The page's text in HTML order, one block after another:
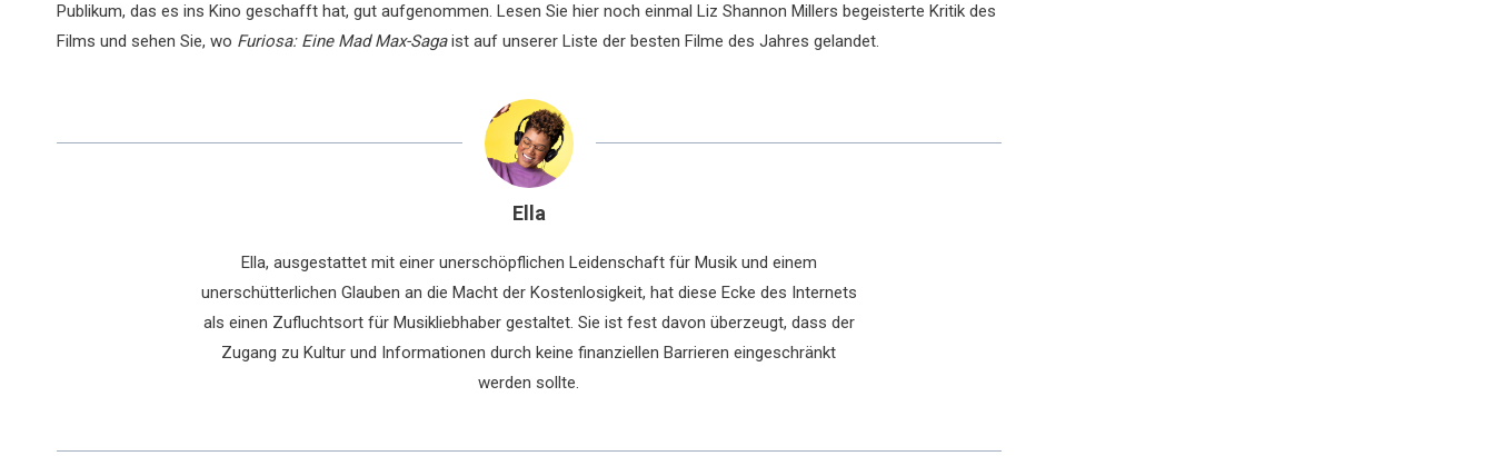
Publikum, das es ins Kino geschafft hat, gut aufgenommen. Lesen Sie hier noch einmal Liz Shannon Millers begeisterte Kritik des
Films und sehen Sie, wo Furiosa: Eine Mad Max-Sagaist auf unserer Liste der besten Filme des Jahres gelandet.
Ella
Ella, ausgestattet mit einer unerschöpflichen Leidenschaft für Musik und einem
unerschütterlichen Glauben an die Macht der Kostenlosigkeit, hat diese Ecke des Internets
als einen Zufluchtsort für Musikliebhaber gestaltet. Sie ist fest davon überzeugt, dass der
Zugang zu Kultur und Informationen durch keine finanziellen Barrieren eingeschränkt
werden sollte.